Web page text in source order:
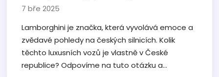
7 bře 2025
Lamborghini je značka, která vyvolává emoce a
zvědavé pohledy na českých silnicích. Kolik
těchto luxusních vozů je vlastně v České
republice? Odpovíme na tuto otázku a